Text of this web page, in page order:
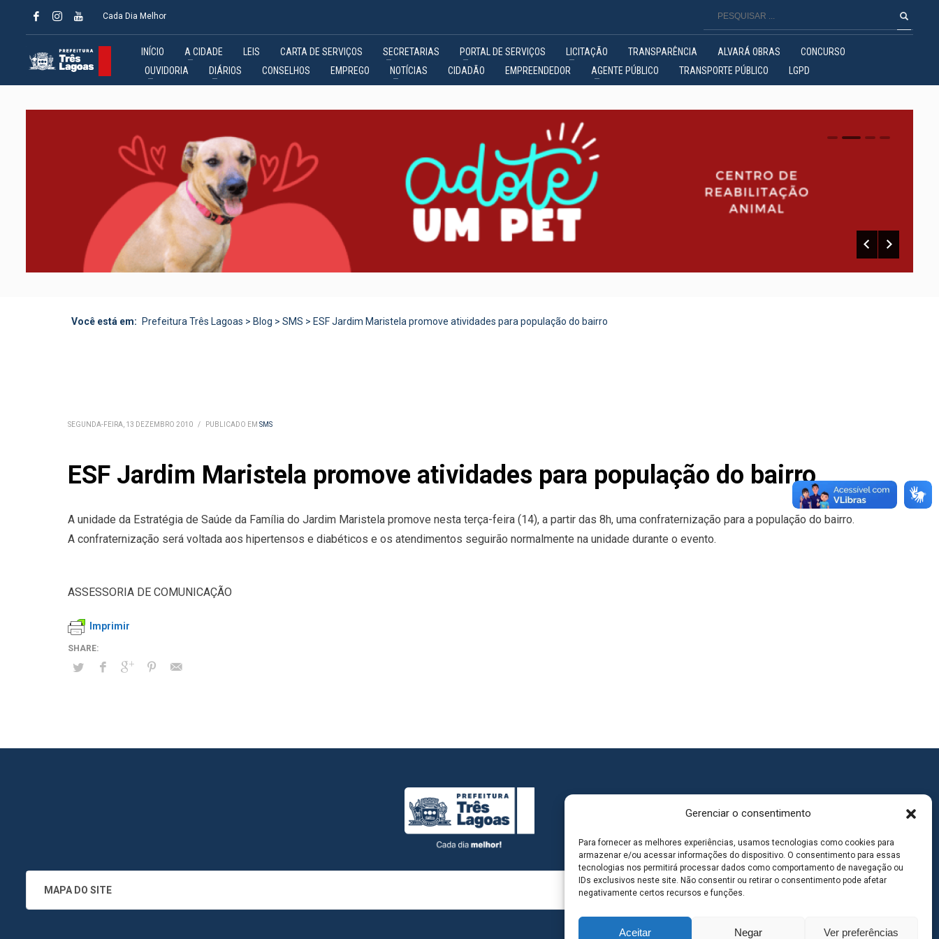
Gerenciar o consentimento
Para fornecer as melhores experiências, usamos tecnologias como cookies para
armazenar e/ou acessar informações do dispositivo. O consentimento para essas
tecnologias nos permitirá processar dados como comportamento de navegação ou
IDs exclusivos neste site. Não consentir ou retirar o consentimento pode afetar
negativamente certos recursos e funções.
Aceitar Negar Ver preferências
Cada Dia Melhor
INÍCIO A CIDADE LEIS CARTA DE SERVIÇOS SECRETARIAS PORTAL DE SERVIÇOS LICITAÇÃO TRANSPARÊNCIA ALVARÁ OBRAS
CONCURSO
OUVIDORIA
DIÁRIOS CONSELHOS EMPREGO NOTÍCIAS CIDADÃO EMPREENDEDOR AGENTE PÚBLICO TRANSPORTE PÚBLICO LGPD
0 1 2
Você está em: Prefeitura Três Lagoas > Blog > SMS > ESF Jardim Maristela promove atividades para população do bairro
SEGUNDA-FEIRA, 13 DEZEMBRO 2010 / PUBLICADO EM SMS
ESF Jardim Maristela promove atividades para população do bairro
A unidade da Estratégia de Saúde da Família do Jardim Maristela promove nesta terça-feira (14), a partir das 8h, uma confraternização para a população do bairro.
A confraternização será voltada aos hipertensos e diabéticos e os atendimentos seguirão normalmente na unidade durante o evento.
ASSESSORIA DE COMUNICAÇÃO
Imprimir
MAPA DO SITE